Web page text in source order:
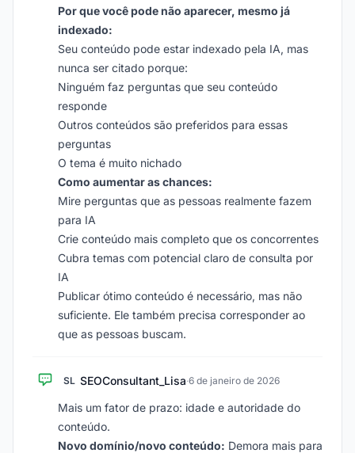
Por que você pode não aparecer, mesmo já
indexado:
Seu conteúdo pode estar indexado pela IA, mas
nunca ser citado porque:
Ninguém faz perguntas que seu conteúdo
responde
Outros conteúdos são preferidos para essas
perguntas
O tema é muito nichado
Como aumentar as chances:
Mire perguntas que as pessoas realmente fazem
para IA
Crie conteúdo mais completo que os concorrentes
Cubra temas com potencial claro de consulta por
IA
Publicar ótimo conteúdo é necessário, mas não
suficiente. Ele também precisa corresponder ao
que as pessoas buscam.
SL SEOConsultant_Lisa·6 de janeiro de 2026
Mais um fator de prazo: idade e autoridade do
conteúdo.
Novo domínio/novo conteúdo: Demora mais para